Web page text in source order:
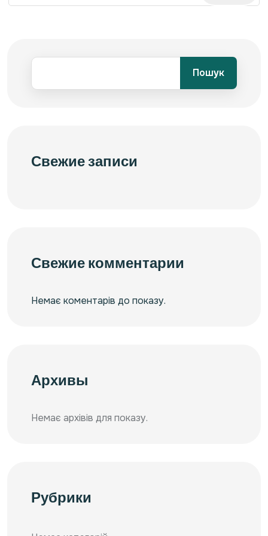
Пошук
Свежие записи
Свежие комментарии
Немає коментарів до показу.
Архивы
Немає архівів для показу.
Рубрики